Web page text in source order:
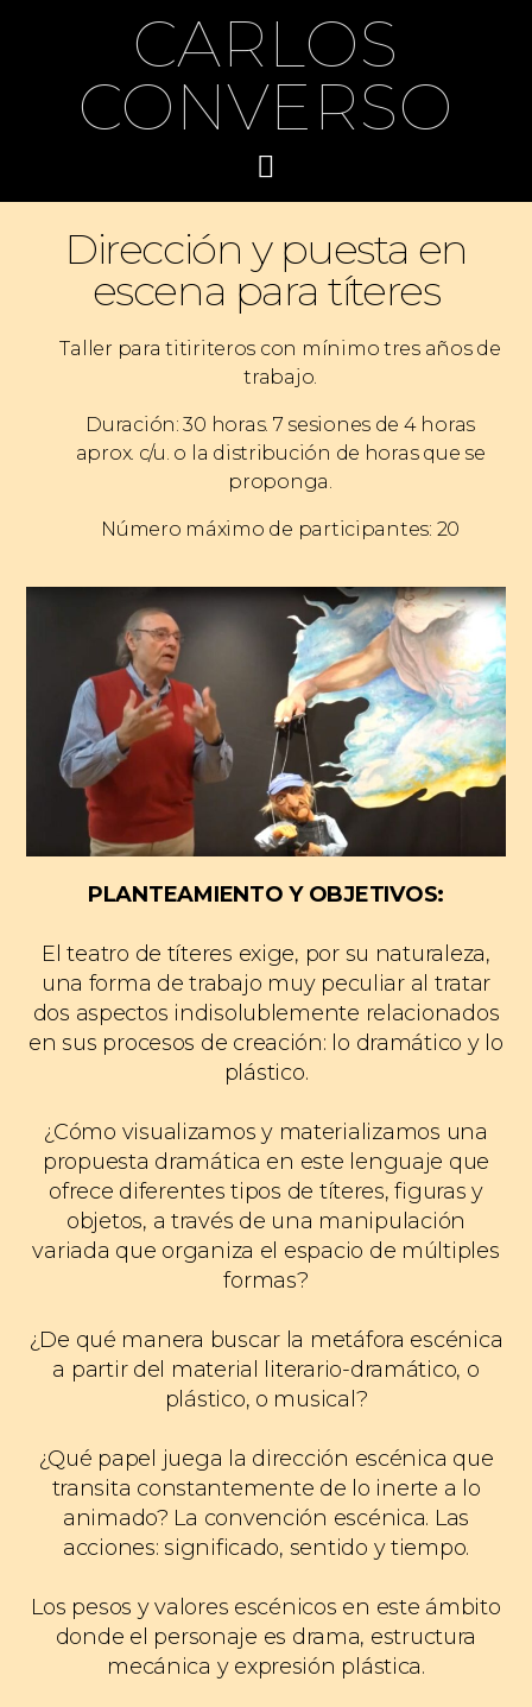
CARLOS
CONVERSO
Dirección y puesta en
escena para títeres
Taller para titiriteros con mínimo tres años de
trabajo.
Duración: 30 horas. 7 sesiones de 4 horas
aprox. c/u. o la distribución de horas que se
proponga.
Número máximo de participantes: 20
PLANTEAMIENTO Y OBJETIVOS:
El teatro de títeres exige, por su naturaleza,
una forma de trabajo muy peculiar al tratar
dos aspectos indisolublemente relacionados
en sus procesos de creación: lo dramático y lo
plástico.
¿Cómo visualizamos y materializamos una
propuesta dramática en este lenguaje que
ofrece diferentes tipos de títeres, figuras y
objetos, a través de una manipulación
variada que organiza el espacio de múltiples
formas?
¿De qué manera buscar la metáfora escénica
a partir del material literario-dramático, o
plástico, o musical?
¿Qué papel juega la dirección escénica que
transita constantemente de lo inerte a lo
animado? La convención escénica. Las
acciones: significado, sentido y tiempo.
Los pesos y valores escénicos en este ámbito
donde el personaje es drama, estructura
mecánica y expresión plástica.